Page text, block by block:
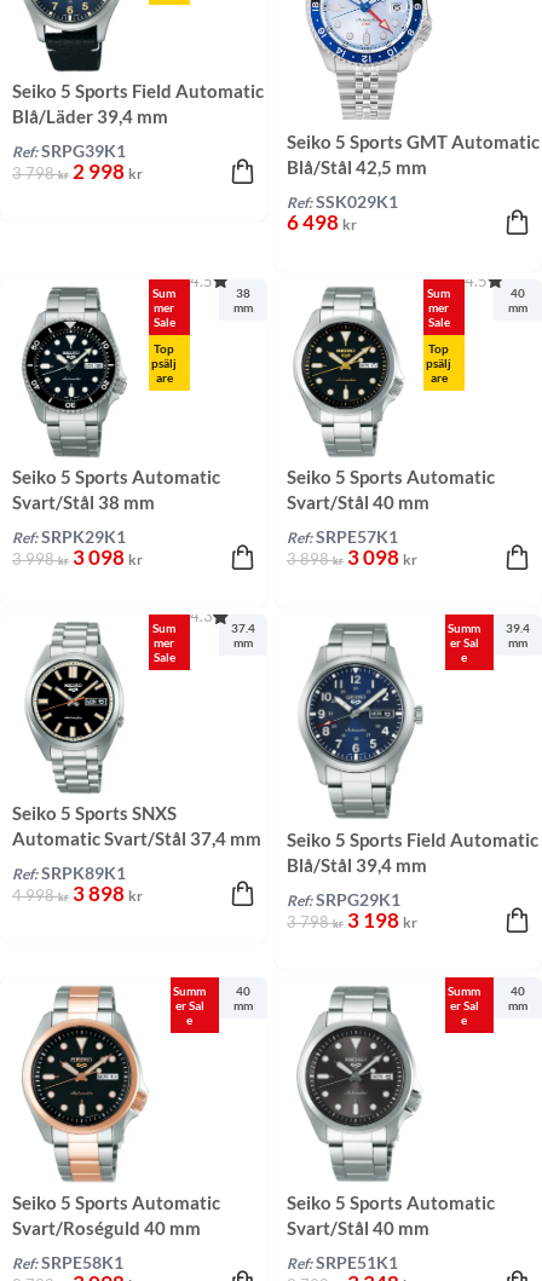
Seiko 5 Sports Field Automatic
Blå/Läder 39,4 mm
Ref: SRPG39K1
3 798kr 2 998 kr
Seiko 5 Sports GMT Automatic
Blå/Stål 42,5 mm
Ref: SSK029K1
6 498 kr
Sum
mer
Sale
Top
psälj
are
4.5
38
mm
Seiko 5 Sports Automatic
Svart/Stål 38 mm
Ref: SRPK29K1
3 998kr 3 098 kr
Sum
mer
Sale
Top
psälj
are
4.5
40
mm
Seiko 5 Sports Automatic
Svart/Stål 40 mm
Ref: SRPE57K1
3 898kr 3 098 kr
Sum
mer
Sale
4.3
37.4
mm
Seiko 5 Sports SNXS
Automatic Svart/Stål 37,4 mm
Ref: SRPK89K1
4 998kr 3 898 kr
Summ
er Sal
e
39.4
mm
Seiko 5 Sports Field Automatic
Blå/Stål 39,4 mm
Ref: SRPG29K1
3 798kr 3 198 kr
Summ
er Sal
e
40
mm
Seiko 5 Sports Automatic
Svart/Roséguld 40 mm
Ref: SRPE58K1
Summ
er Sal
e
40
mm
Seiko 5 Sports Automatic
Svart/Stål 40 mm
Ref: SRPE51K1